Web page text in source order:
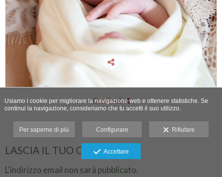
Condividi
LASCIA IL TUO COMMENTO
L'indirizzo email non sarà pubblicato.
Usiamo i cookie per migliorare la navigazione web e ottenere statistiche. Se
continui la navigazione, consideriamo che tu accetti il suo utilizzo.
Per saperne di più Configurare Rifiutare
Accettare